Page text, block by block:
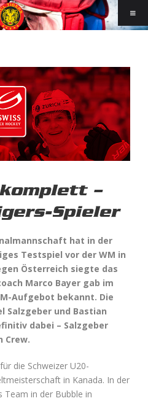
–
Spieler
hat in der
Testspiel vor der WM in
Österreich siegte das
Marco Bayer gab im
Aufgebot bekannt. Die
Salzgeber und Bastian
dabei – Salzgeber
Crew.
die Schweizer U20-
in Kanada. In der
Team in der Bubble in